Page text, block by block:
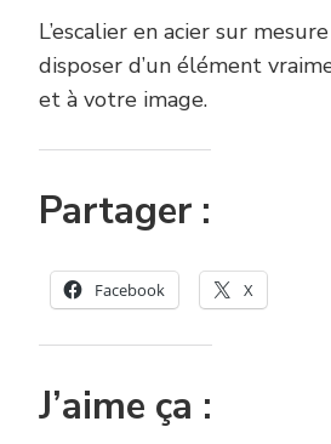
L’escalier en acier sur
disposer d’un élément
et à votre image.
Partager :
Facebook X
J’aime ça :